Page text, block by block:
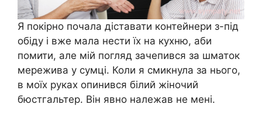
Я покірно почала діставати контейнери з-під
обіду і вже мала нести їх на кухню, аби
помити, але мій погляд зачепився за шматок
мережива у сумці. Коли я смикнула за нього,
в моїх руках опинився білий жіночий
бюстгальтер. Він явно належав не мені.